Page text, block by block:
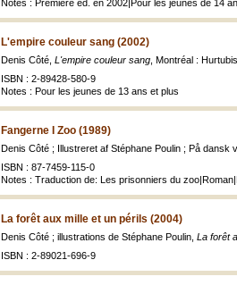
Notes : Première éd. en 2002|Pour les jeunes de 14
L'empire couleur sang (2002)
Denis Côté, L'empire couleur sang , Montréal :
ISBN : 2-89428-580-9
Notes : Pour les jeunes de 13 ans et plus
Fangerne I Zoo (1989)
Denis Côté ; Illustreret af Stéphane Poulin ; På dansk
ISBN : 87-7459-115-0
Notes : Traduction de: Les prisonniers du
La forêt aux mille et un périls (2004)
Denis Côté ; illustrations de Stéphane Poulin, La forêt
ISBN : 2-89021-696-9